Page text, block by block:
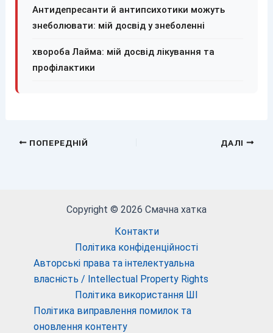
Антидепресанти й антипсихотики можуть
знеболювати: мій досвід у знеболенні
хвороба Лайма: мій досвід лікування та
профілактики
ПОПЕРЕДНІЙ ДАЛІ
Copyright © 2026 Смачна хатка
Контакти
Політика конфіденційності
Авторські права та інтелектуальна
власність / Intellectual Property Rights
Політика використання ШІ
Політика виправлення помилок та
оновлення контенту